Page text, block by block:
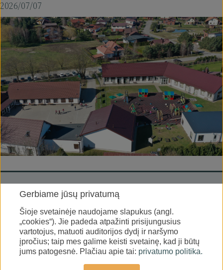
2026/07/07
Gerbiame jūsų privatumą
Šioje svetainėje naudojame slapukus (angl.
„cookies“). Jie padeda atpažinti prisijungusius
vartotojus, matuoti auditorijos dydį ir naršymo
įpročius; taip mes galime keisti svetainę, kad ji būtų
jums patogesnė. Plačiau apie tai: privatumo politika.
Copyright © 2026 Gargždai United